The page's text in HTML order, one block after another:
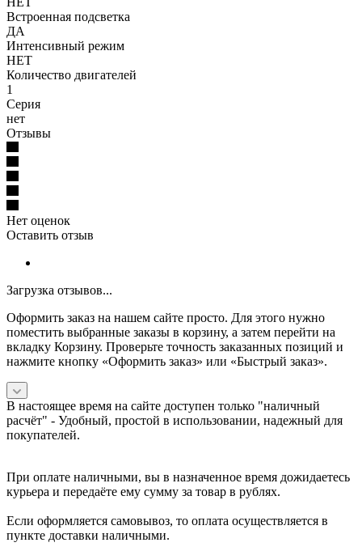
Встроенная подсветка
ДА
Интенсивный режим
НЕТ
Количество двигателей
1
Серия
нет
Отзывы
Нет оценок
Оставить отзыв
Загрузка отзывов...
Оформить заказ на нашем сайте просто. Для этого нужно
поместить выбранные заказы в корзину, а затем перейти на
вкладку Корзину. Проверьте точность заказанных позиций и
нажмите кнопку «Оформить заказ» или «Быстрый заказ».
В настоящее время на сайте доступен только "наличный
расчёт" - Удобный, простой в использовании, надежный для
покупателей.
При оплате наличными, вы в назначенное время дожидаетесь
курьера и передаёте ему сумму за товар в рублях.
Если оформляется самовывоз, то оплата осуществляется в
пункте доставки наличными.